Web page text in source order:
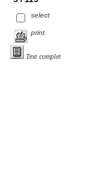
select
print
Text complet